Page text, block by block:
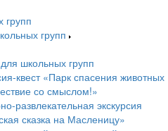
групп
групп
школьных групп
квест «Парк спасения животных
со смыслом!»
развлекательная экскурсия
сказка на Масленицу»